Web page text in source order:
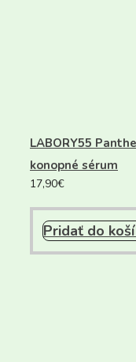
LABORY55
konopné sérum
17,90€
Pridať do